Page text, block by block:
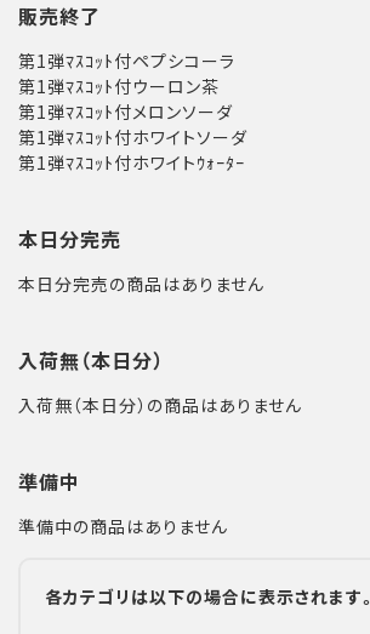
販売終了
第1弾ﾏｽｺｯﾄ付ペプシコーラ
第1弾ﾏｽｺｯﾄ付ウーロン茶
第1弾ﾏｽｺｯﾄ付メロンソーダ
第1弾ﾏｽｺｯﾄ付ホワイトソーダ
第1弾ﾏｽｺｯﾄ付ホワイトｳｫｰﾀｰ
本日分完売
本日分完売の商品はありません
入荷無（本日分）
入荷無（本日分）の商品はありません
準備中
準備中の商品はありません
各カテゴリは以下の場合に表示されます。